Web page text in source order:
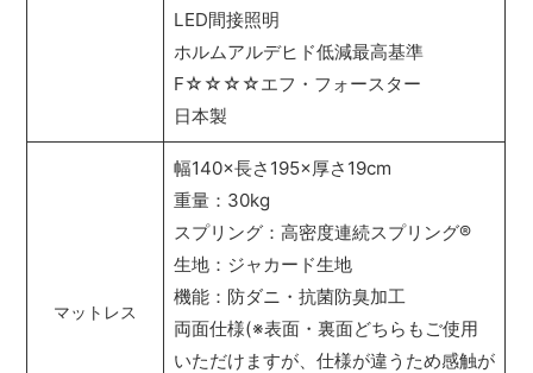
LED間接照明
ホルムアルデヒド低減最高基準
F☆☆☆☆エフ・フォースター
日本製
マットレス
幅140×長さ195×厚さ19cm
重量：30kg
スプリング：高密度連続スプリング®
生地：ジャカード生地
機能：防ダニ・抗菌防臭加工
両面仕様(※表面・裏面どちらもご使用
いただけますが、仕様が違うため感触が